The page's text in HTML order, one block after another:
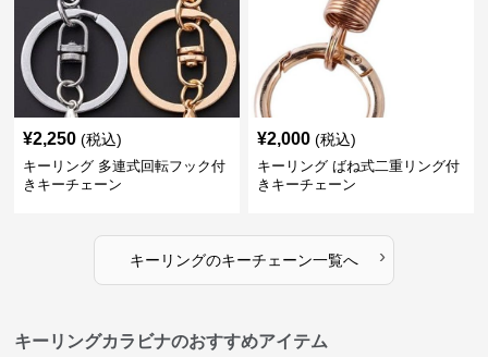
¥2,250 (税込)
キーリング 多連式回転フック付
きキーチェーン
¥2,000 (税込)
キーリング ばね式二重リング付
きキーチェーン
キーリングのキーチェーン一覧へ ›
キーリングカラビナのおすすめアイテム